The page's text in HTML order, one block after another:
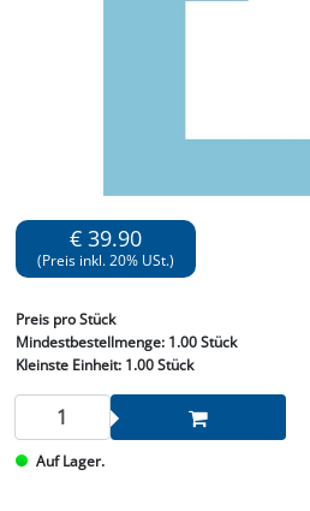
€ 39.90
(Preis inkl. 20% USt.)
Preis pro Stück
Mindestbestellmenge: 1.00 Stück
Kleinste Einheit:1.00 Stück
Auf Lager.